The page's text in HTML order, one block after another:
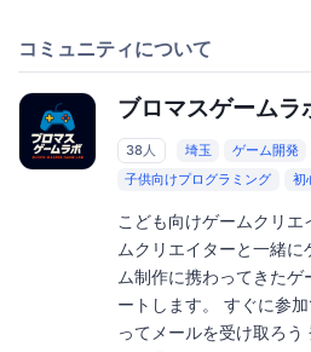
コミュニティについて
ブロマスゲームラ
38人 埼玉 ゲーム開発
子供向けプログラミング
初
こども向けゲームクリ
ムクリエイターと一緒
ム制作に携わってきた
ートします。 すぐに参
ってメールを受け取ろ